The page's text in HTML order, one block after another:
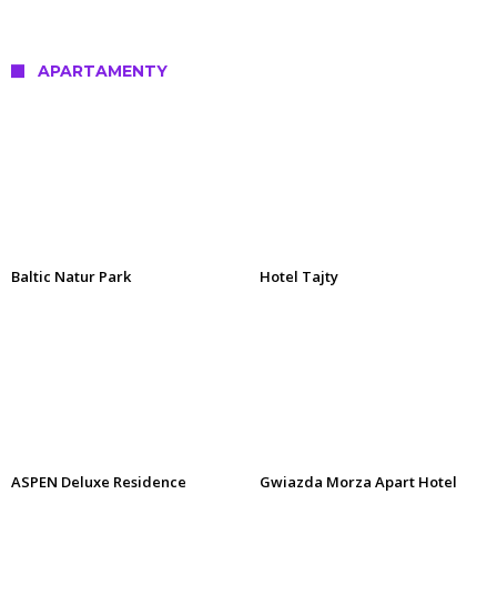
APARTAMENTY
Baltic Natur Park Hotel Tajty
ASPEN Deluxe Residence Gwiazda Morza Apart Hotel